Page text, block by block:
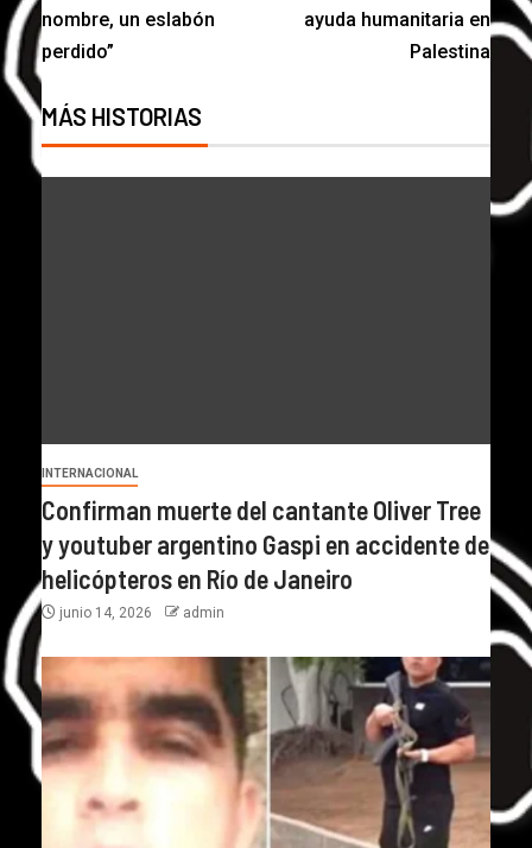
nombre, un eslabón
perdido”
ayuda humanitaria en
Palestina
MÁS HISTORIAS
INTERNACIONAL
Confirman muerte del cantante Oliver Tree
y youtuber argentino Gaspi en accidente de
helicópteros en Río de Janeiro
junio 14, 2026 admin